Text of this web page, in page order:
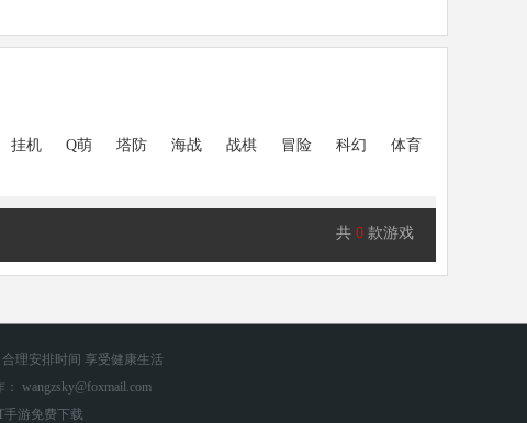
挂机 Q萌 塔防 海战 战棋 冒险 科幻
体育
共 0 款游戏
理安排时间 享受健康生活
wangzsky@foxmail.com
手游免费下载